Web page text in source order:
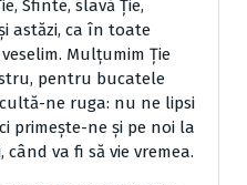
Sfinte, slavă Ţie,
astăzi, ca în toate
Mulţumim Ţie
pentru bucatele
ne ruga: nu ne lipsi
primeşte-ne şi pe noi la
când va fi să vie vremea.